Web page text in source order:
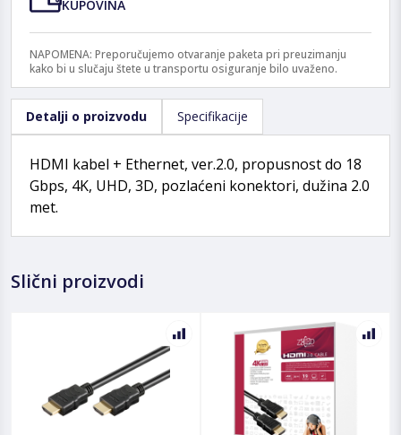
KUPOVINA
NAPOMENA: Preporučujemo otvaranje paketa pri preuzimanju
kako bi u slučaju štete u transportu osiguranje bilo uvaženo.
Detalji o proizvodu Specifikacije
HDMI kabel + Ethernet, ver.2.0, propusnost do 18
Gbps, 4K, UHD, 3D, pozlaćeni konektori, dužina 2.0
met.
Slični proizvodi